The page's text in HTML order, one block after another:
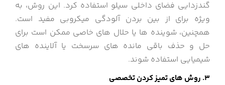
گندزدایی فضای داخلی سیلو استفاده کرد. این روش، به
ویژه برای از بین بردن آلودگی میکروبی مفید است.
همچنین، شوینده ها یا حلال های خاصی ممکن است برای
حل و حذف باقی مانده های سرسخت یا آلاینده های
شیمیایی استفاده شوند.
3. روش های تمیز کردن تخصصی